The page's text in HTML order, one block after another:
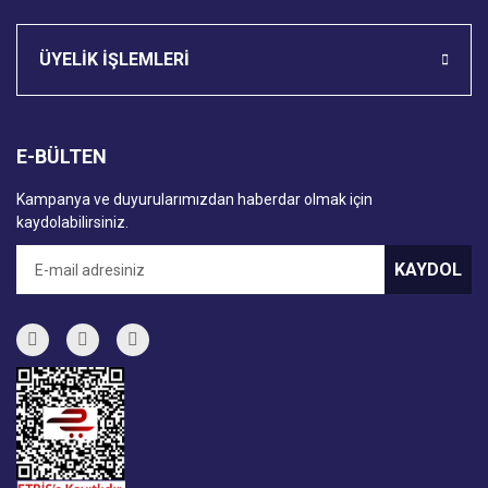
ÜYELİK İŞLEMLERİ
E-BÜLTEN
Kampanya ve duyurularımızdan haberdar olmak için
kaydolabilirsiniz.
KAYDOL